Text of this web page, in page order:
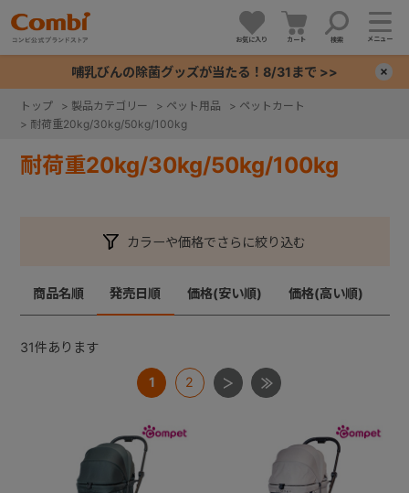
お気に入り カート 検索 メニュー
哺乳びんの除菌グッズが当たる！8/31まで >>
トップ > 製品カテゴリー > ペット用品 > ペットカート
> 耐荷重20kg/30kg/50kg/100kg
耐荷重20kg/30kg/50kg/100kg
カラーや価格でさらに絞り込む
商品名順 発売日順 価格(安い順) 価格(高い順)
31件あります
1 2